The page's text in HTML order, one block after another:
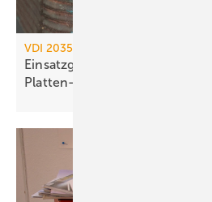
VDI 2035 / AGFW FW 510
Einsatzgrenzen kupfergelöteter
Platten-Wärme­übertrager